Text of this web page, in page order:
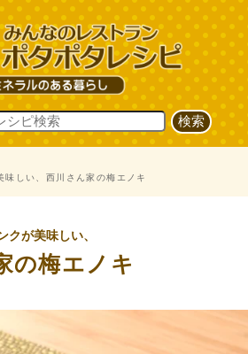
味しい、西川さん家の梅エノキ
クが美味しい、
の梅エノキ